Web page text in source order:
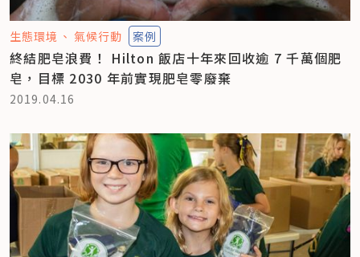
生態環境 氣候行動 案例
終結肥皂浪費！ Hilton 飯店十年來回收逾 7 千萬個肥
皂，目標 2030 年前實現肥皂零廢棄
2019.04.16